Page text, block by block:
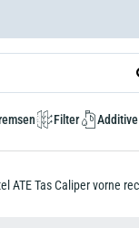
Filter Additive
ATE Tas Caliper vorne